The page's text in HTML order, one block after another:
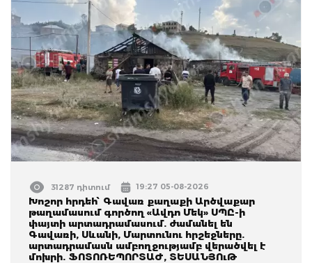
31287 դիտում 19:27 05-08-2026
Խոշոր հրդեհ՝ Գավառ քաղաքի Արծվաքար
թաղամասում գործող «Ավդո Մեկ» ՍՊԸ-ի
փայտի արտադրամասում. ժամանել են
Գավառի, Սևանի, Մարտունու հրշեջները.
արտադրամասն ամբողջությամբ վերածվել է
մոխրի. ՖՈՏՈՌԵՊՈՐՏԱԺ, ՏԵՍԱՆՅՈւԹ